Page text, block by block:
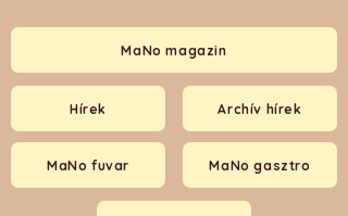
Hírek
MaNo magazin
MaNo fuvar MaNo gasztro
Archív hírek